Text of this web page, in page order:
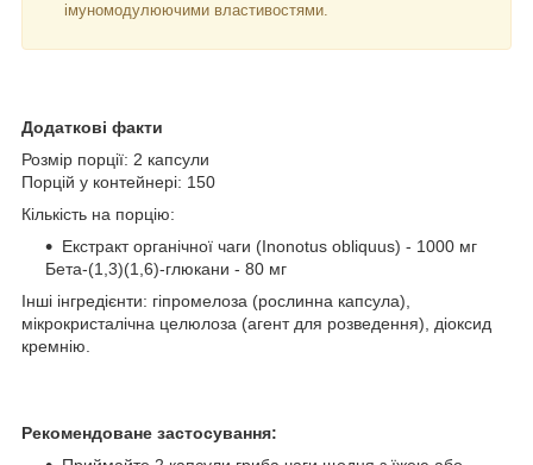
імуномодулюючими властивостями.
Додаткові факти
Розмір порції: 2 капсули
Порцій у контейнері: 150
Кількість на порцію:
Екстракт органічної чаги (Inonotus obliquus) - 1000 мг
Бета-(1,3)(1,6)-глюкани - 80 мг
Інші інгредієнти: гіпромелоза (рослинна капсула),
мікрокристалічна целюлоза (агент для розведення), діоксид
кремнію.
Рекомендоване застосування: